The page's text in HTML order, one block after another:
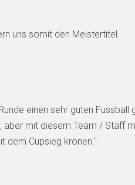
uns somit den Meistertitel.
einen sehr guten Fussball
aber mit diesem Team / Staff
dem Cupsieg krönen."